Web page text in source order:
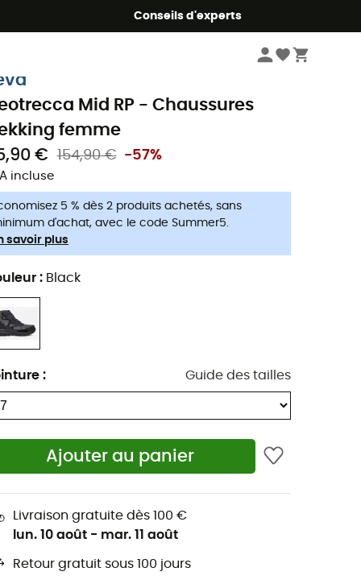
Conseils d'experts
Mid RP - Chaussures
femme
€
154,90 € -57%
incluse
5 % dès 2 produits achetés, sans
d'achat, avec le code Summer5.
savoir plus
: Black
: Guide des tailles
Ajouter au panier
Livraison gratuite dès 100 €
lun. 10 août - mar. 11 août
Retour gratuit sous 100 jours